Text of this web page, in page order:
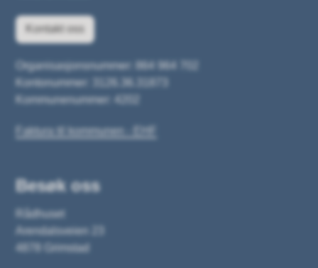
Kontakt oss
Organisasjonsnummer: 864 964 702
Kontonummer: 3126.36.31873
Kommunenummer: 4202
Faktura til kommunen - EHF
Besøk oss
Rådhuset
Arendalsveien 23
4878 Grimstad